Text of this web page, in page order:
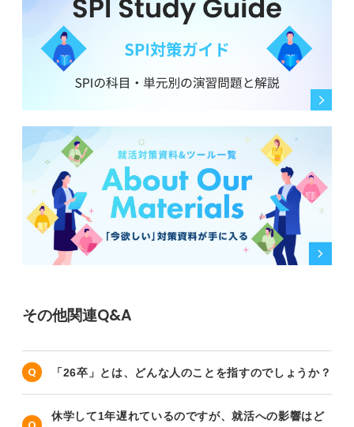
その他関連Q&A
「26卒」とは、どんな人のことを指すのでしょうか？
休学して1年遅れているのですが、就活への影響はど